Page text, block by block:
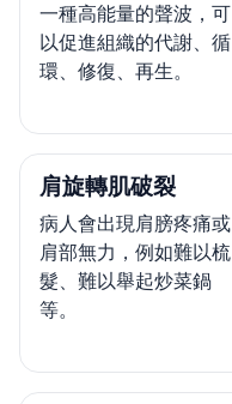
一種高能量的聲波，可
以促進組織的代謝、循
環、修復、再生。
肩旋轉肌破裂
病人會出現肩膀疼痛或
肩部無力，例如難以梳
髮、難以舉起炒菜鍋
等。